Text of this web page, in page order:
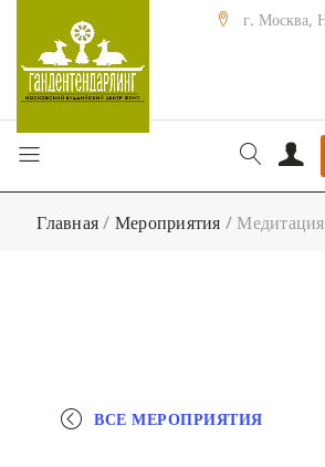
г. Москва,
Главная/ Мероприятия /
ВСЕ МЕРОПРИЯТИЯ